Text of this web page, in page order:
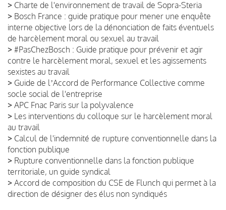
> Charte de l'environnement de travail de Sopra-Steria
> Bosch France : guide pratique pour mener une enquête
interne objective lors de la dénonciation de faits éventuels
de harcèlement moral ou sexuel au travail
> #PasChezBosch : Guide pratique pour prévenir et agir
contre le harcèlement moral, sexuel et les agissements
sexistes au travail
> Guide de lʼAccord de Performance Collective comme
socle social de l'entreprise
> APC Fnac Paris sur la polyvalence
> Les interventions du colloque sur le harcèlement moral
au travail
> Calcul de l'indemnité de rupture conventionnelle dans la
fonction publique
> Rupture conventionnelle dans la fonction publique
territoriale, un guide syndical
> Accord de composition du CSE de Flunch qui permet à la
direction de désigner des élus non syndiqués